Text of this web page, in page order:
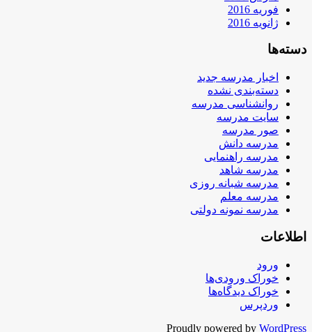
فوریه 2016
ژانویه 2016
دسته‌ها
اخبار مدرسه جدید
دسته‌بندی نشده
روانشناسی مدرسه
سایت مدرسه
صور مدرسه
مدرسه دانش
مدرسه راهنمایی
مدرسه شاهد
مدرسه شبانه روزی
مدرسه معلم
مدرسه نمونه دولتی
اطلاعات
ورود
خوراک ورودی‌ها
خوراک دیدگاه‌ها
وردپرس
Proudly powered by WordPress